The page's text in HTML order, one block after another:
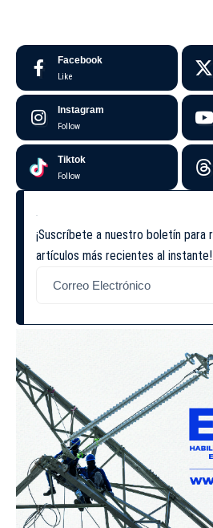
Facebook
Like
Instagram
Follow
Tiktok
Follow
¡Suscríbete a nuestro boletín para
artículos más recientes al instante!